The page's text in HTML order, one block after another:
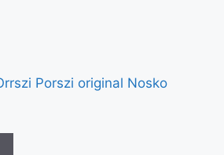
Porszi original Nosko